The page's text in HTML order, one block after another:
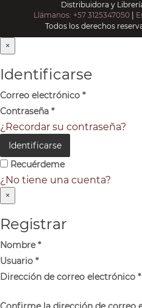
Distribuidora y
Llámanos: +57 3125347050 |
Todos los derechos
×
Identificarse
Correo electrónico *
Contraseña *
¿Recordar su contraseña?
Identificarse
Recuérdeme
¿No tiene una cuenta?
×
Registrar
Nombre*
Usuario *
Dirección de correo electrónico *